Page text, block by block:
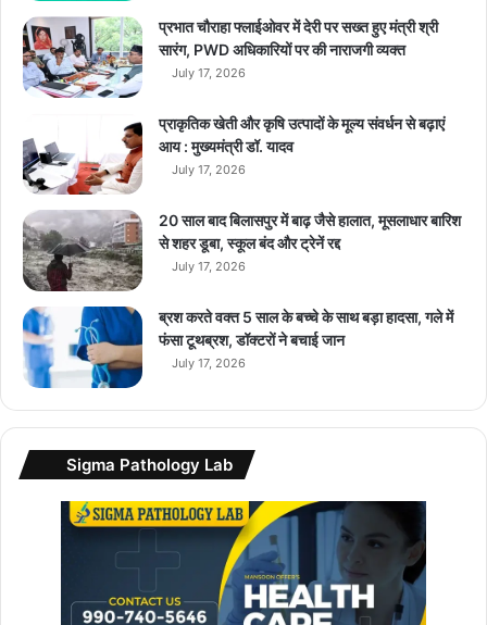
R
e
n
c
J
o
ने
प्रभात चौराहा फ्लाईओवर में देरी पर सख्त हुए मंत्री श्री
सारंग, PWD अधिकारियों पर की नाराजगी व्यक्त
July 17, 2026
प्राकृतिक खेती और कृषि उत्पादों के मूल्य संवर्धन से बढ़ाएं
आय : मुख्यमंत्री डॉ. यादव
July 17, 2026
20 साल बाद बिलासपुर में बाढ़ जैसे हालात, मूसलाधार बारिश
से शहर डूबा, स्कूल बंद और ट्रेनें रद्द
July 17, 2026
ब्रश करते वक्त 5 साल के बच्चे के साथ बड़ा हादसा, गले में
फंसा टूथब्रश, डॉक्टरों ने बचाई जान
July 17, 2026
Sigma Pathology Lab